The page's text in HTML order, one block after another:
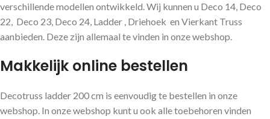
verschillende modellen ontwikkeld. Wij kunnen u Deco 14, Deco
22, Deco 23, Deco 24, Ladder , Driehoek en Vierkant Truss
aanbieden. Deze zijn allemaal te vinden in onze webshop.
Makkelijk online bestellen
Decotruss ladder 200 cm is eenvoudig te bestellen in onze
webshop. In onze webshop kunt u ook alle toebehoren vinden